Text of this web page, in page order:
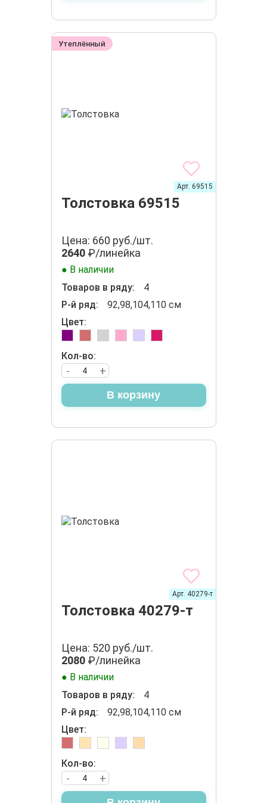
Утеплённый
Толстовка 69515
Арт. 69515
Цена: 660 руб./шт.
2640₽/линейка
● В наличии
Товаров в ряду:
4
Р-й ряд:
92,98,104,110 см
Цвет:
Кол-во:
+
-
В корзину
Толстовка 40279-т
Арт. 40279-т
Цена: 520 руб./шт.
2080₽/линейка
● В наличии
Товаров в ряду:
4
Р-й ряд:
92,98,104,110 см
Цвет:
Кол-во:
+
-